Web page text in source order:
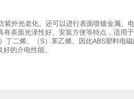
外光老化。还可以进行表面喷镀金属、电
表面光泽性好、安装方便等特点，适用
丁二烯、（S）苯乙烯。因此ABS塑料电
的介电性能。